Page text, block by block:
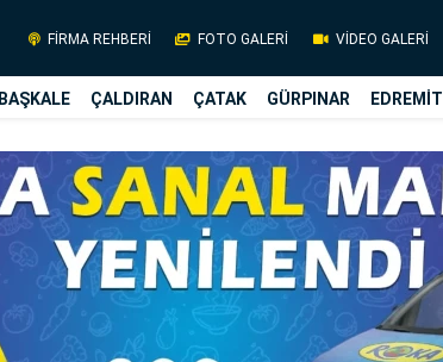
FİRMA REHBERİ FOTO GALERİ VİDEO GALERİ
BAŞKALE ÇALDIRAN ÇATAK GÜRPINAR EDREMİT